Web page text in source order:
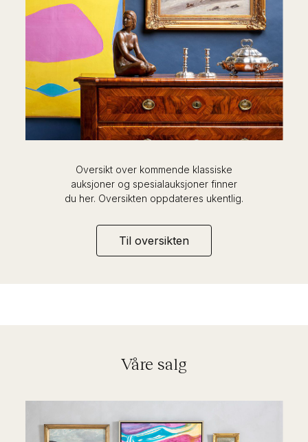
Oversikt over kommende klassiske
auksjoner og spesialauksjoner finner
du her. Oversikten oppdateres ukentlig.
Til oversikten
Våre salg